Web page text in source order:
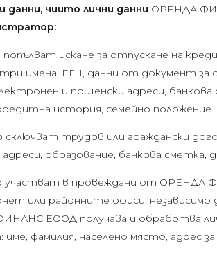
данни, чиито лични данни ОРЕНДА
искане за отпускане на
имена, ЕГН, данни от документ за
и пощенски адреси,
история, семейно положение.
сключват трудов или граждански
образование, банкова
участват в провеждани от ОРЕНДА
или районните офиси, независимо
ЕООД получава и обработва
фамилия, населено място, адрес